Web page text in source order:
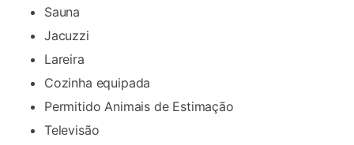
Sauna
Jacuzzi
Lareira
Cozinha equipada
Permitido Animais de Estimação
Televisão